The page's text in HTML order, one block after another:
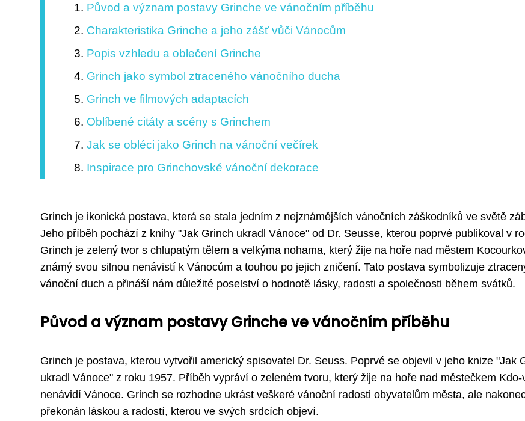
Původ a význam postavy Grinche ve vánočním příběhu
Charakteristika Grinche a jeho zášť vůči Vánocům
Popis vzhledu a oblečení Grinche
Grinch jako symbol ztraceného vánočního ducha
Grinch ve filmových adaptacích
Oblíbené citáty a scény s Grinchem
Jak se obléci jako Grinch na vánoční večírek
Inspirace pro Grinchovské vánoční dekorace
Grinch je ikonická postava, která se stala jedním z nejznámějších vánočních záškodníků ve světě
Jeho příběh pochází z knihy "Jak Grinch ukradl Vánoce" od Dr. Seusse, kterou poprvé publikoval v
Grinch je zelený tvor s chlupatým tělem a velkýma nohama, který žije na hoře nad městem
známý svou silnou nenávistí k Vánocům a touhou po jejich zničení. Tato postava symbolizuje
vánoční duch a přináší nám důležité poselství o hodnotě lásky, radosti a společnosti během svátků.
Původ a význam postavy Grinche ve vánočním příběhu
Grinch je postava, kterou vytvořil americký spisovatel Dr. Seuss. Poprvé se objevil v jeho knize "Jak
ukradl Vánoce" z roku 1957. Příběh vypráví o zeleném tvoru, který žije na hoře nad městečkem Kdo-
nenávidí Vánoce. Grinch se rozhodne ukrást veškeré vánoční radosti obyvatelům města, ale
překonán láskou a radostí, kterou ve svých srdcích objeví.